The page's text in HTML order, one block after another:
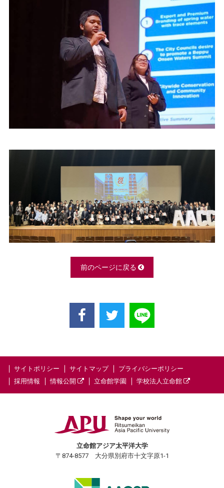
前のページに戻る
サイトポリシー サイトマップ
プライバシーポリシー
採用情報
情報公開 立命館学園 学校法人立命館
立命館アジア太平洋大学
〒874-8577 大分県別府市十文字原1-1